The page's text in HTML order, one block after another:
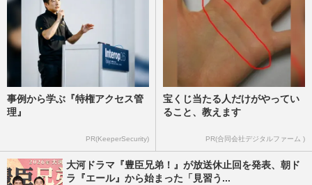
事例から学ぶ『特権アクセス管
理』
PR(KeeperSecurity)
宝くじ当たる人だけがやってい
ること、教えます
PR(合同会社デジタルファーム )
大河ドラマ『豊臣兄弟！』が放送休止回を発表、朝ド
ラ『エール』から始まった「見習う...